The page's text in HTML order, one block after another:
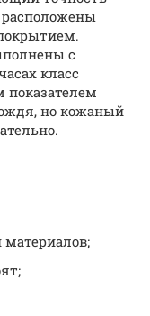
расположены
с
класс
показателем
но кожаный
материалов;